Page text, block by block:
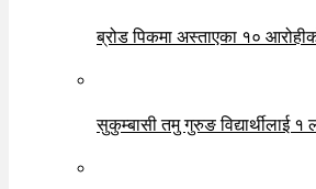
ब्रोड पिकमा अस्ताएका १०
सुकुम्बासी तमु गुरुङ विद्यार्थीलाई